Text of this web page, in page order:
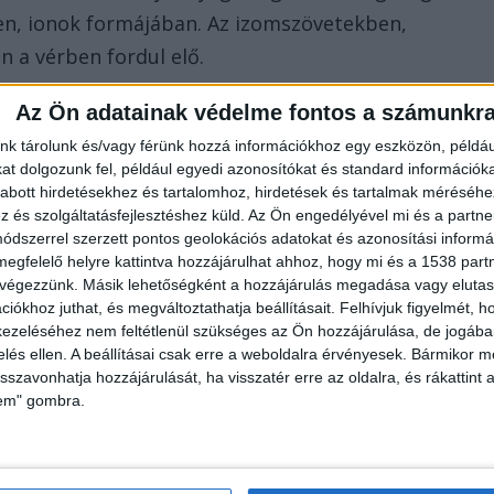
Az Ön adatainak védelme fontos a
tárolunk és/vagy férünk hozzá információkhoz egy eszközön,
dolgozunk fel, például egyedi azonosítókat és standard
hirdetésekhez és tartalomhoz, hirdetések és tartalmak
és szolgáltatásfejlesztéshez küld. Az Ön engedélyével mi és a
szerzett pontos geolokációs adatokat és azonosítási
helyre kattintva hozzájárulhat ahhoz, hogy mi és a 1538
Másik lehetőségként a hozzájárulás megadása vagy
juthat, és megváltoztathatja beállításait. Felhívjuk figyelmét,
nem feltétlenül szükséges az Ön hozzájárulása, de
ellen. A beállításai csak erre a weboldalra érvényesek. Bármikor
hozzájárulását, ha visszatér erre az oldalra, és rákattint
gombra.
ionok formájában. Az izomszövetekben,
a vérben fordul elő.
ásványi anyagokat, közöttük magnéziumot is
még fokozódik is. Ezért elengedhetetlen, hogy
Ennek módja pedig nem más, mint a
kiegészítők használata. Természetes módon
magvakban, a teljes kiőrlésű gabonákban és
fordul elő.
érhető el, amely kisebb-nagyobb arányban
hogy a napi bevitel elérje a minimum 300-
esetén azonban ez akár 400-600 mg-ra is